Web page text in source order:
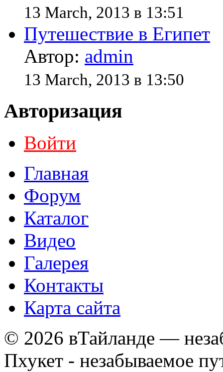
13 March, 2013 в 13:51
Путешествие в Египет
Автор: admin
13 March, 2013 в 13:50
Авторизация
Войти
Главная
Форум
Каталог
Видео
Галерея
Контакты
Карта сайта
© 2026 вТайланде —
Пхукет - незабываемое